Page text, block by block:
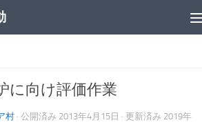
プ
に向け評価作業
村 · 公開済み 2013年4月15日 · 更新済み 2019年